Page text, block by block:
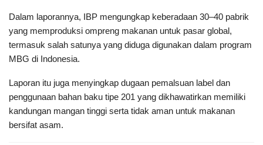
Dalam laporannya, IBP mengungkap keberadaan 30–40 pabrik
yang memproduksi ompreng makanan untuk pasar global,
termasuk salah satunya yang diduga digunakan dalam program
MBG di Indonesia.
Laporan itu juga menyingkap dugaan pemalsuan label dan
penggunaan bahan baku tipe 201 yang dikhawatirkan memiliki
kandungan mangan tinggi serta tidak aman untuk makanan
bersifat asam.